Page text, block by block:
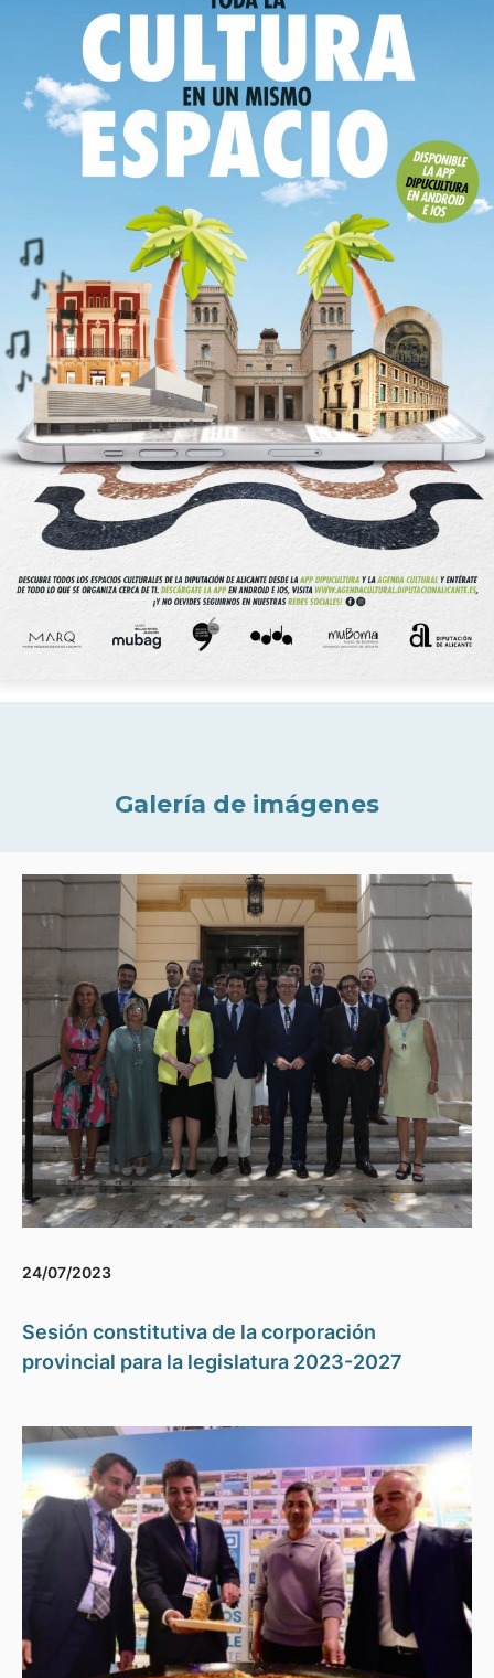
Galería de imágenes
24/07/2023
Sesión constitutiva de la corporación
provincial para la legislatura 2023-2027